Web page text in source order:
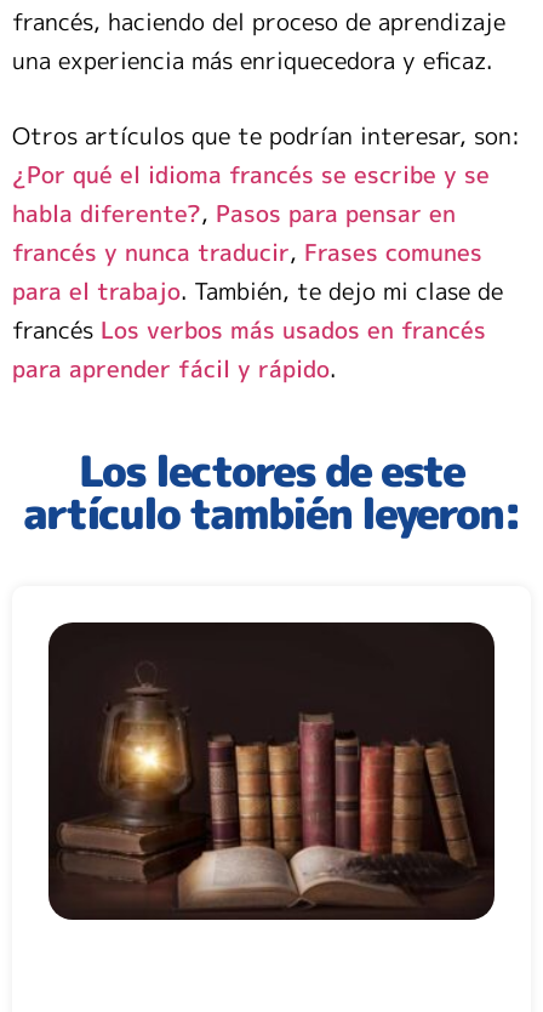
francés, haciendo del proceso de aprendizaje
una experiencia más enriquecedora y eficaz.
Otros artículos que te podrían interesar, son:
¿Por qué el idioma francés se escribe y se
habla diferente?, Pasos para pensar en
francés y nunca traducir, Frases comunes
para el trabajo. También, te dejo mi clase de
francés Los verbos más usados en francés
para aprender fácil y rápido.
Los lectores de este
artículo también leyeron: